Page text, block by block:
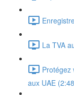
La TVA
Protégez
aux UAE